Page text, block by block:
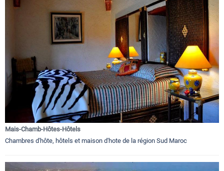
Mais-Chamb-Hôtes-Hôtels
Chambres d'hôte, hôtels et maison d'hote de la région Sud Maroc